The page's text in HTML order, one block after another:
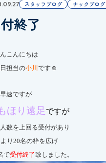
スタッフブログ ナックブログ
終了
こんにちは
担当の小川です☺
速ですが
ほり遠足 ですが
数を上回る受付があり
り20名の枠を広げ
で受付終了致しました。